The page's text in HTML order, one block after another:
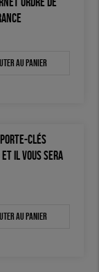
au panier
CLÉS
IL VOUS SERA
au panier